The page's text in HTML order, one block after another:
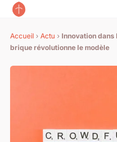
Accueil › Actu › Innovation
brique révolutionne le modèle